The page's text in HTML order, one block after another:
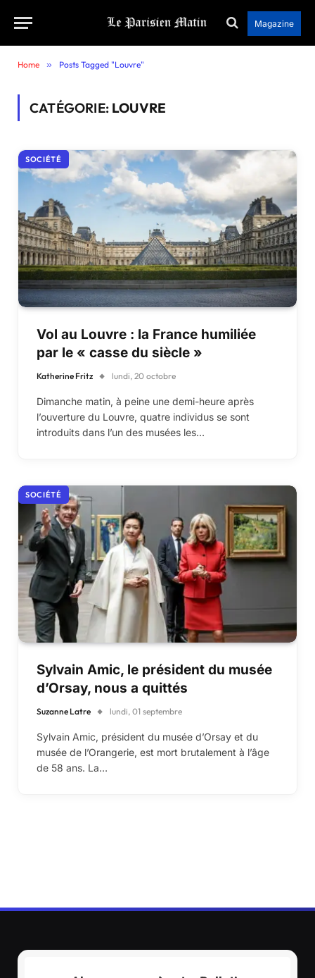
Magazine
Home » Posts Tagged "Louvre"
CATÉGORIE: LOUVRE
SOCIÉTÉ
Vol au Louvre : la France humiliée
par le « casse du siècle »
Katherine Fritz lundi, 20 octobre
Dimanche matin, à peine une demi-heure après
l’ouverture du Louvre, quatre individus se sont
introduits dans l’un des musées les…
SOCIÉTÉ
Sylvain Amic, le président du musée
d’Orsay, nous a quittés
Suzanne Latre lundi, 01 septembre
Sylvain Amic, président du musée d’Orsay et du
musée de l’Orangerie, est mort brutalement à l’âge
de 58 ans. La…